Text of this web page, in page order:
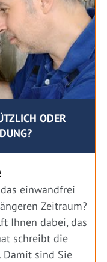
ODER
einwandfrei
Zeitraum?
Ihnen dabei, das
schreibt die
sind Sie